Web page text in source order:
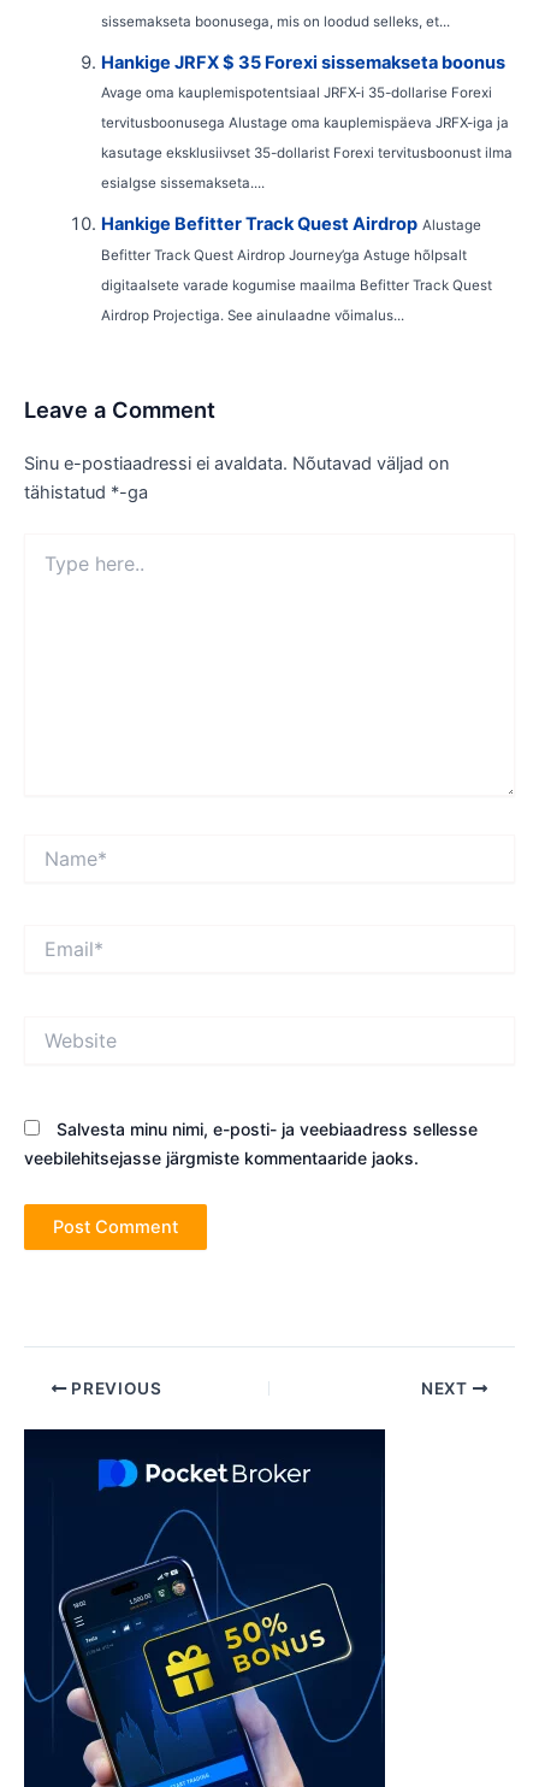
sissemakseta boonusega, mis on loodud selleks, et...
Hankige JRFX $ 35 Forexi sissemakseta boonus
Avage oma kauplemispotentsiaal JRFX-i 35-dollarise Forexi
tervitusboonusega Alustage oma kauplemispäeva JRFX-iga ja
kasutage eksklusiivset 35-dollarist Forexi tervitusboonust ilma
esialgse sissemakseta....
Hankige Befitter Track Quest Airdrop Alustage
Befitter Track Quest Airdrop Journey’ga Astuge hõlpsalt
digitaalsete varade kogumise maailma Befitter Track Quest
Airdrop Projectiga. See ainulaadne võimalus...
Leave a Comment
Sinu e-postiaadressi ei avaldata. Nõutavad väljad on
tähistatud *-ga
here..
Salvesta minu nimi, e-posti- ja veebiaadress sellesse
veebilehitsejasse järgmiste kommentaaride jaoks.
Post PREVIOUS NEXT